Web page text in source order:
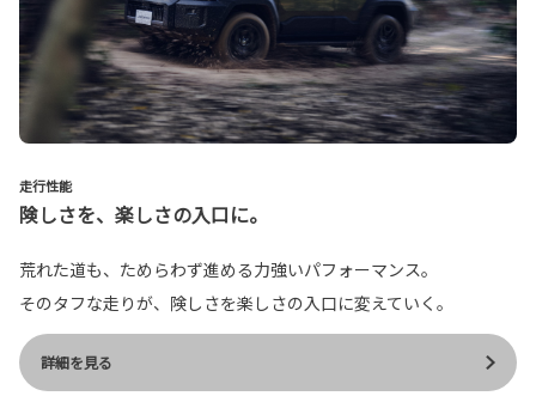
走行性能
険しさを、楽しさの入口に。
荒れた道も、ためらわず進める力強いパフォーマンス。
そのタフな走りが、険しさを楽しさの入口に変えていく。
詳細を見る